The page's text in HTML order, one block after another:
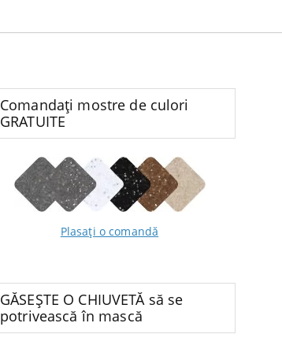
Comandați mostre de culori
GRATUITE
Plasați o comandă
GĂSEȘTE O CHIUVETĂ să se
potrivească în mască